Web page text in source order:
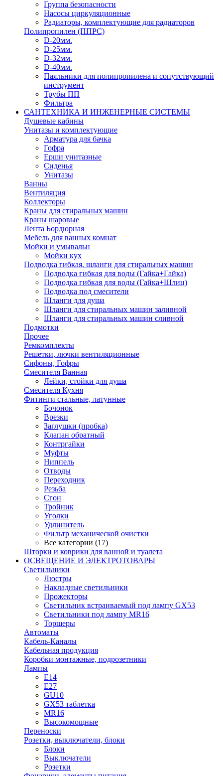
Группа безопасности
Насосы циркуляционные
Радиаторы, комплектующие для радиаторов
Полипропилен (ППРС)
D-20мм.
D-25мм.
D-32мм.
D-40мм.
Паяльники для полипропилена и сопутствующий
инструмент
Трубы ПП
Фильтра
САНТЕХНИКА И ИНЖЕНЕРНЫЕ СИСТЕМЫ
Душевые кабины
Унитазы и комплектующие
Арматура для бачка
Гофра
Ерши унитазные
Сиденья
Унитазы
Ванны
Вентиляция
Коллекторы
Краны для стиральных машин
Краны шаровые
Лента Бордюрная
Мебель для ванных комнат
Мойки и умывальн
Мойки кух
Подводка гибкая, шланги для стиральных машин
Подводка гибкая для воды (Гайка+Гайка)
Подводка гибкая для воды (Гайка+Шлиц)
Подводка под смесители
Шланги для душа
Шланги для стиральных машин заливной
Шланги для стиральных машин сливной
Подмотки
Прочее
Ремкомплекты
Решетки, лючки вентиляционные
Сифоны, Гофры
Смесителя Ванная
Лейки, стойки для душа
Смесителя Кухня
Фитинги стальные, латунные
Бочонок
Врезки
Заглушки (пробка)
Клапан обратный
Контргайки
Муфты
Ниппель
Отводы
Переходник
Резьба
Сгон
Тройник
Уголки
Удлинитель
Фильтр механической очистки
Все категории (17)
Шторки и коврики для ванной и туалета
ОСВЕЩЕНИЕ И ЭЛЕКТРОТОВАРЫ
Светильники
Люстры
Накладные светильники
Прожекторы
Светильник встраиваемый под лампу GX53
Светильники под лампу MR16
Торшеры
Автоматы
Кабель-Каналы
Кабельная продукция
Коробки монтажные, подрозетники
Лампы
E14
E27
GU10
GX53 таблетка
MR16
Высокомощные
Переноски
Розетки, выключатели, блоки
Блоки
Выключатели
Розетки